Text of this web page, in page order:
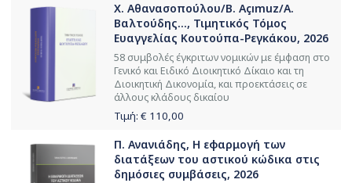
Χ. Αθανασοπούλου/B. Açımuz/Α.
Βαλτούδης..., Τιμητικός Τόμος
Ευαγγελίας Κουτούπα-Ρεγκάκου, 2026
58 συμβολές έγκριτων νομικών με έμφαση στο
Γενικό και Ειδικό Διοικητικό Δίκαιο και τη
Διοικητική Δικονομία, και προεκτάσεις σε
άλλους κλάδους δικαίου
Τιμή: € 110,00
Π. Ανανιάδης, Η εφαρμογή των
διατάξεων του αστικού κώδικα στις
δημόσιες συμβάσεις, 2026